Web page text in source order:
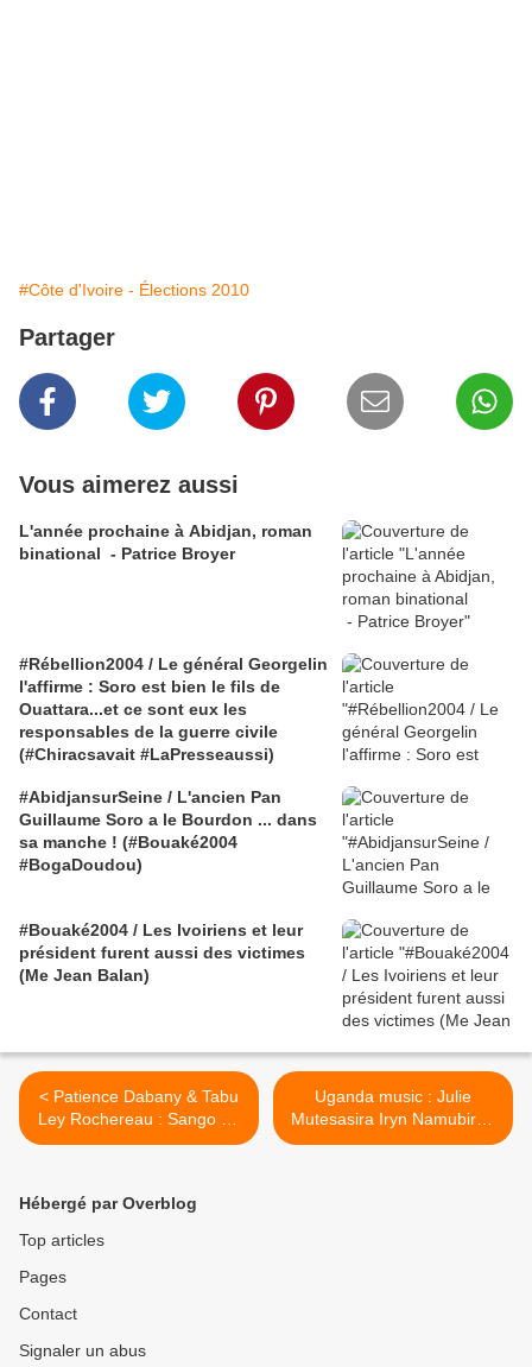
#Côte d'Ivoire - Élections 2010
Partager
Vous aimerez aussi
L'année prochaine à Abidjan, roman
binational - Patrice Broyer
#Rébellion2004 / Le général Georgelin
l'affirme : Soro est bien le fils de
Ouattara...et ce sont eux les
responsables de la guerre civile
(#Chiracsavait #LaPresseaussi)
#AbidjansurSeine / L'ancien Pan
Guillaume Soro a le Bourdon ... dans
sa manche ! (#Bouaké2004
#BogaDoudou)
#Bouaké2004 / Les Ivoiriens et leur
président furent aussi des victimes
(Me Jean Balan)
< Patience Dabany & Tabu
Ley Rochereau : Sango Ya
Mawa
Uganda music : Julie
Mutesasira Iryn Namubiru -
Yani >
Hébergé par Overblog
Top articles
Pages
Contact
Signaler un abus